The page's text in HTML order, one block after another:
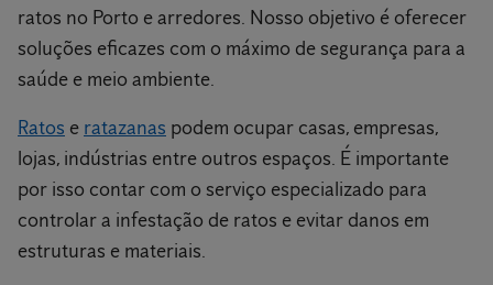
ratos no Porto e arredores. Nosso objetivo é oferecer
soluções eficazes com o máximo de segurança para a
saúde e meio ambiente.
Ratos e ratazanas podem ocupar casas, empresas,
lojas, indústrias entre outros espaços. É importante
por isso contar com o serviço especializado para
controlar a infestação de ratos e evitar danos em
estruturas e materiais.